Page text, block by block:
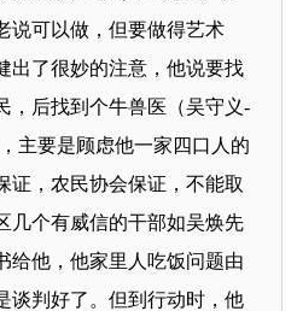
说可以做，但要做得艺术
出了很妙的注意，他说要找
，后找到个牛兽医（吴守义-
主要是顾虑他一家四口人的
证，农民协会保证，不能取
几个有威信的干部如吴焕先
给他，他家里人吃饭问题由
谈判好了。但到行动时，他